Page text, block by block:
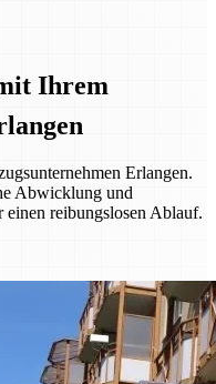
Ihrem
Erlangen.
Abwicklung und
einen reibungslosen Ablauf.